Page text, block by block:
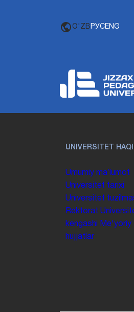
O'ZB РУСENG
UNIVERSITET
Umumiy maʼlumot
Universitet tarixi
Universitet
Rektorat
kengashi
Me'yoriy
hujjatlar